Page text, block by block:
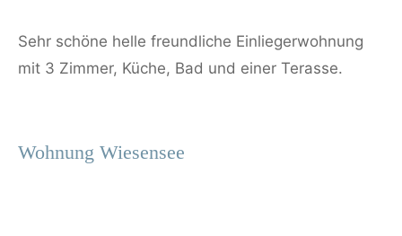
Sehr schöne helle freundliche Einliegerwohnung
mit 3 Zimmer, Küche, Bad und einer Terasse.
Wohnung Wiesensee